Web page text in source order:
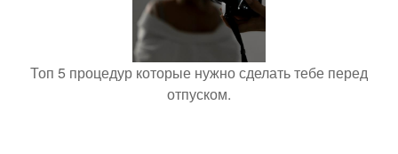
Топ 5 процедур которые нужно сделать тебе перед
отпуском.